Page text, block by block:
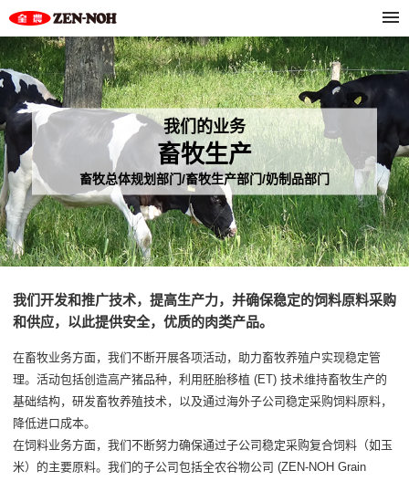
我们的业务
畜牧生产
畜牧总体规划部门/畜牧生产部门/奶制品部门
我们开发和推广技术，提高生产力，并确保稳定的饲料原料采购
和供应，以此提供安全，优质的肉类产品。
在畜牧业务方面，我们不断开展各项活动，助力畜牧养殖户实现稳定管
理。活动包括创造高产猪品种，利用胚胎移植 (ET) 技术维持畜牧生产的
基础结构，研发畜牧养殖技术，以及通过海外子公司稳定采购饲料原料，
降低进口成本。
在饲料业务方面，我们不断努力确保通过子公司稳定采购复合饲料（如玉
米）的主要原料。我们的子公司包括全农谷物公司 (ZEN-NOH Grain